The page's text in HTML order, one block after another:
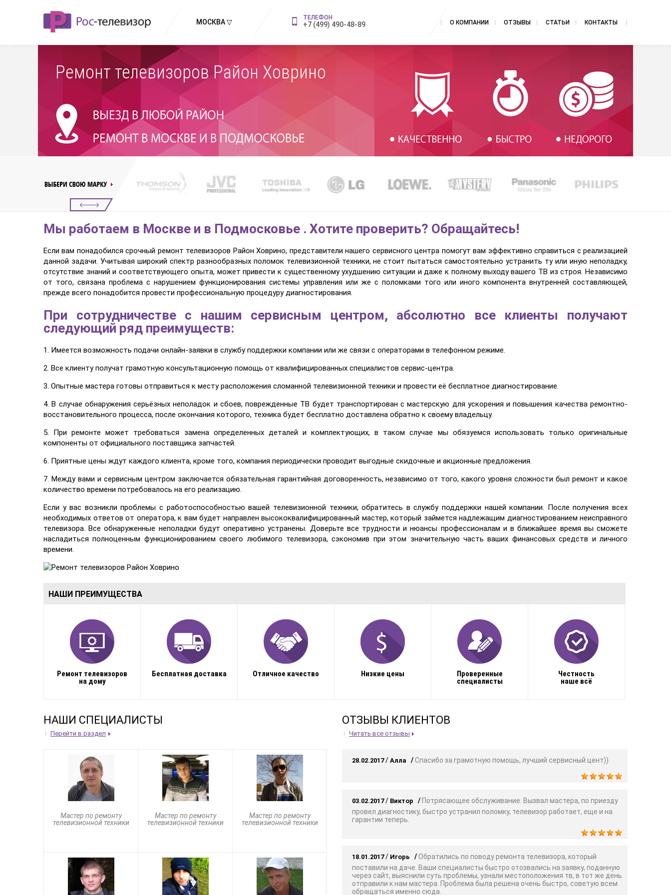
МОСКВА ▽
ТЕЛЕФОН
+7 (499) 490-48-89 О КОМПАНИИ ОТЗЫВЫ СТАТЬИ КОНТАКТЫ
Ремонт телевизоров Район Ховрино
Мы работаем в Москве и в Подмосковье . Хотите проверить? Обращайтесь!
Если вам понадобился срочный ремонт телевизоров Район Ховрино, представители нашего сервисного центра помогут вам эффективно справиться с реализацией
данной задачи. Учитывая широкий спектр разнообразных поломок телевизионной техники, не стоит пытаться самостоятельно устранить ту или иную неполадку,
отсутствие знаний и соответствующего опыта, может привести к существенному ухудшению ситуации и даже к полному выходу вашего ТВ из строя. Независимо
от того, связана проблема с нарушением функционирования системы управления или же с поломками того или иного компонента внутренней составляющей,
прежде всего понадобится провести профессиональную процедуру диагностирования.
При сотрудничестве с нашим сервисным центром, абсолютно все клиенты получают
следующий ряд преимуществ:
1. Имеется возможность подачи онлайн-заявки в службу поддержки компании или же связи с операторами в телефонном режиме.
2. Все клиенту получат грамотную консультационную помощь от квалифицированных специалистов сервис-центра.
3. Опытные мастера готовы отправиться к месту расположения сломанной телевизионной техники и провести её бесплатное диагностирование.
4. В случае обнаружения серьёзных неполадок и сбоев, поврежденные ТВ будет транспортирован с мастерскую для ускорения и повышения качества ремонтно-
восстановительного процесса, после окончания которого, техника будет бесплатно доставлена обратно к своему владельцу.
5. При ремонте может требоваться замена определенных деталей и комплектующих, в таком случае мы обязуемся использовать только оригинальные
компоненты от официального поставщика запчастей.
6. Приятные цены ждут каждого клиента, кроме того, компания периодически проводит выгодные скидочные и акционные предложения.
7. Между вами и сервисным центром заключается обязательная гарантийная договоренность, независимо от того, какого уровня сложности был ремонт и какое
количество времени потребовалось на его реализацию.
Если у вас возникли проблемы с работоспособностью вашей телевизионной техники, обратитесь в службу поддержки нашей компании. После получения всех
необходимых ответов от оператора, к вам будет направлен высококвалифицированный мастер, который займется надлежащим диагностированием неисправного
телевизора. Все обнаруженные неполадки будут оперативно устранены. Доверьте все трудности и нюансы профессионалам и в ближайшее время вы сможете
насладиться полноценным функционированием своего любимого телевизора, сэкономив при этом значительную часть ваших финансовых средств и личного
времени.
НАШИ ПРЕИМУЩЕСТВА
Ремонт телевизоров
на дому
Бесплатная доставка Отличное качество Низкие цены
Проверенные
специалисты
Честность
наше всё
НАШИ СПЕЦИАЛИСТЫ
Перейти в раздел
Мастер по ремонту
телевизионной техники
Мастер по ремонту
телевизионной техники
Мастер по ремонту
телевизионной техники
ОТЗЫВЫ КЛИЕНТОВ
Читать все отзывы
28.02.2017/ Алла /Спасибо за грамотную помощь, лучший сервисный цент))
03.02.2017/ Виктор / Потрясающее обслуживание. Вызвал мастера, по приезду
провел диагностику, быстро устранил поломку, телевизор работает, еще и на
гарантии теперь.
18.01.2017/ Игорь /Обратились по поводу ремонта телевизора, который
поставили на даче. Ваши специалисты быстро отозвались на заявку, поданную
через сайт, выяснили суть проблемы, узнали местоположения тв, в тот же день
отправили к нам мастера. Проблема была решена очень быстро, советую всем
обращаться именно сюда.